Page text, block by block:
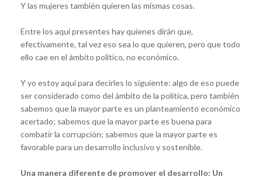
Y las mujeres también quieren las mismas cosas.
Entre los aquí presentes hay quienes dirán que,
efectivamente, tal vez eso sea lo que quieren, pero que todo
ello cae en el ámbito político, no económico.
Y yo estoy aquí para decirles lo siguiente: algo de eso puede
ser considerado como del ámbito de la política, pero también
sabemos que la mayor parte es un planteamiento económico
acertado; sabemos que la mayor parte es buena para
combatir la corrupción; sabemos que la mayor parte es
favorable para un desarrollo inclusivo y sostenible.
Una manera diferente de promover el desarrollo: Un